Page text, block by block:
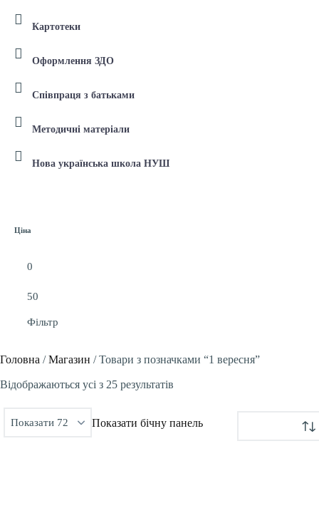
Картотеки
Оформлення ЗДО
Співпраця з батьками
Методичні матеріали
Нова українська школа НУШ
Ціна
Фільтр
Головна / Магазин / Товари з позначками “1 вересня”
Відображаються усі з 25 результатів
Показати бічну панель